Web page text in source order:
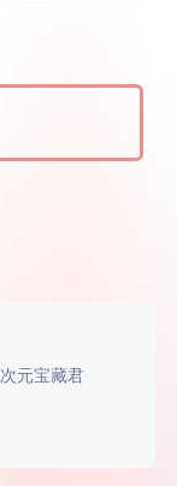
元宝藏君